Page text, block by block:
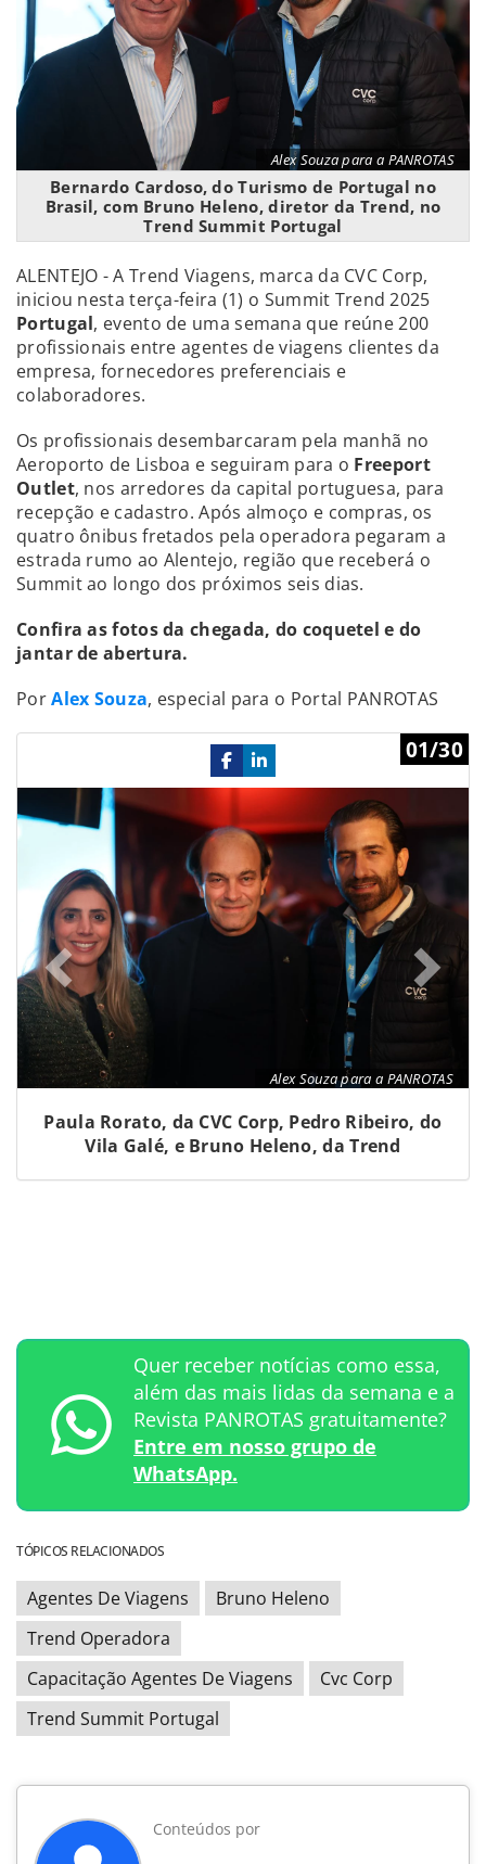
Alex Souza para a PANROTAS
Bernardo Cardoso, do Turismo de Portugal no
Brasil, com Bruno Heleno, diretor da Trend, no
Trend Summit Portugal
ALENTEJO - A Trend Viagens, marca da CVC Corp,
iniciou nesta terça-feira (1) o Summit Trend 2025
Portugal, evento de uma semana que reúne 200
profissionais entre agentes de viagens clientes da
empresa, fornecedores preferenciais e
colaboradores.
Os profissionais desembarcaram pela manhã no
Aeroporto de Lisboa e seguiram para o Freeport
Outlet, nos arredores da capital portuguesa, para
recepção e cadastro. Após almoço e compras, os
quatro ônibus fretados pela operadora pegaram a
estrada rumo ao Alentejo, região que receberá o
Summit ao longo dos próximos seis dias.
Confira as fotos da chegada, do coquetel e do
jantar de abertura.
PorAlex Souza, especial para o Portal PANROTAS
Alex Souza para a PANROTAS
01/30
Paula Rorato, da CVC Corp, Pedro Ribeiro, do
Vila Galé, e Bruno Heleno, da Trend
Previous
Quer receber notícias como essa,
além das mais lidas da semana e a
Revista PANROTAS gratuitamente?
Entre em nosso grupo de
WhatsApp.
TÓPICOS RELACIONADOS
Agentes De Viagens
Bruno Heleno
Trend Operadora
Capacitação Agentes De Viagens
Cvc Corp
Trend Summit Portugal
Conteúdos por